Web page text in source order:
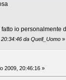
fatto io
da Quell_Uomo»
2009, 20:46:16 »